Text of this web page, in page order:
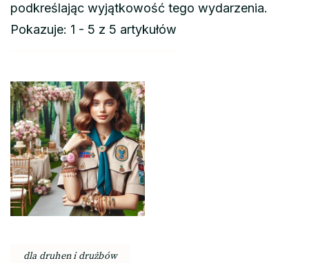
podkreślając wyjątkowość tego wydarzenia.
Pokazuje: 1 - 5 z 5 artykułów
dla druhen i drużbów